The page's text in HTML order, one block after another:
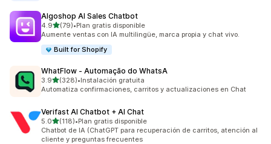
Algoshop AI Sales Chatbot
4.9de 5 estrellas
(79)
79 reseñas en total
•Plan gratis disponible
Aumente ventas con IA multilingüe, marca propia y chat vivo.
Built for Shopify
WhatFlow ‑ Automação do WhatsA
3.9de 5 estrellas
(328)
328 reseñas en total
•Instalación gratuita
Automatiza confirmaciones, carritos y actualizaciones en Chat
Verifast AI Chatbot + AI Chat
5.0de 5 estrellas
(118)
118 reseñas en total
•Plan gratis disponible
Chatbot de IA (ChatGPT para recuperación de carritos, atención al
cliente y preguntas frecuentes